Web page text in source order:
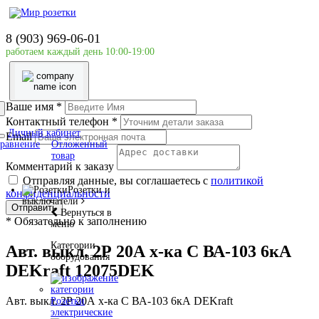
8 (903) 969-06-01
работаем каждый день 10:00-19:00
Личный кабинет
Отложенный
товар
Розетки и
выключатели
Вернуться в
меню
Категории
оборудования
Розетки
электрические
Главная страница
DEKraft
Авт. выкл. 2Р 20А х-ка C ВА-103 6кА DEKraft
Ваше имя *
Контактный телефон *
Email
Комментарий к заказу
Отправляя данные, вы соглашаетесь с политикой
конфиденциальности
Отправить
* Обязательно к заполнению
Авт. выкл. 2Р 20А х-ка C ВА-103 6кА
DEKraft 12075DEK
Авт. выкл. 2Р 20А х-ка C ВА-103 6кА DEKraft